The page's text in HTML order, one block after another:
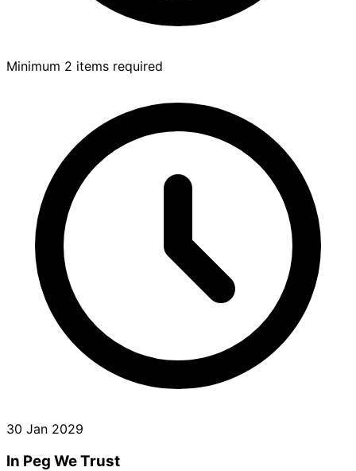
Minimum 2 items required
30 Jan 2029
In Peg We Trust